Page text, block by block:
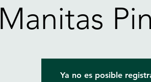
Manitas
Ya no es posible